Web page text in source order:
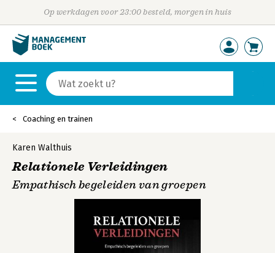
Op werkdagen voor 23:00 besteld, morgen in huis
Coaching en trainen
Karen Walthuis
Relationele Verleidingen
Empathisch begeleiden van groepen